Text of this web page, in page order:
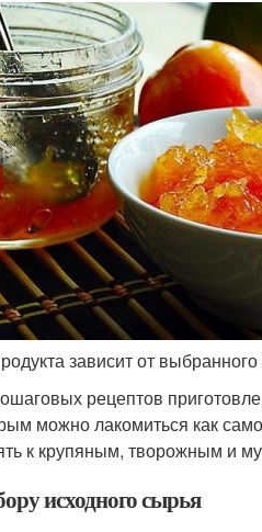
зависит от
рецептов
можно лакомиться как
к крупяным, творожным и
исходного сырья